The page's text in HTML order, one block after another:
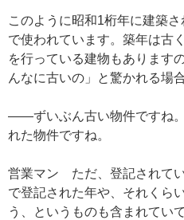
このように昭和1桁年に建築
で使われています。築年は古
を行っている建物もあります
んなに古いの」と驚かれる場
——ずいぶん古い物件ですね
れた物件ですね。
営業マン ただ、登記されて
で登記された年や、それくら
う、というものも含まれてい